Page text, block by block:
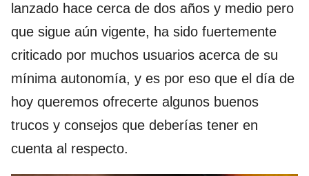
lanzado hace cerca de dos años y medio pero
que sigue aún vigente, ha sido fuertemente
criticado por muchos usuarios acerca de su
mínima autonomía, y es por eso que el día de
hoy queremos ofrecerte algunos buenos
trucos y consejos que deberías tener en
cuenta al respecto.